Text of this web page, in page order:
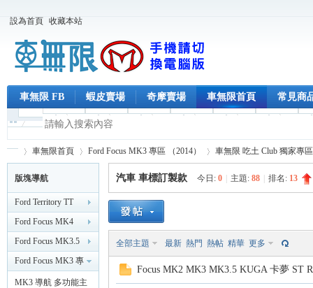
設為首頁 收藏本站
車無限 FB 蝦皮賣場 奇摩賣場 車無限首頁 常見商
車 »
車無限首頁
›
Ford Focus MK3 專區 （2014） 車無限 吃土 Club 獨家專區
版塊導航
Ford Territory TT
Ford Focus MK4
MK4.5 專區
（2019/2 後）
Ford Focus MK3.5
專區 （2015/11 後）
Ford Focus MK3 專
區 （2014）
MK3 導航 多功能主
汽車 車標訂製款 今日: 0 主題: 88 排名: 13
全部主題 最新 熱門 熱帖 精華 更多
Focus MK2 MK3 MK3.5 KUGA 卡夢 ST